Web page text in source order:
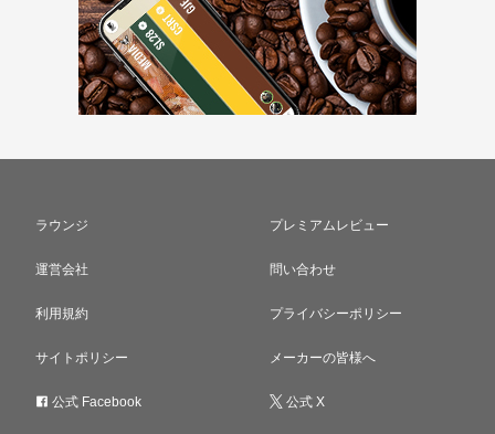
ラウンジ プレミアムレビュー
運営会社 問い合わせ
利用規約 プライバシーポリシー
サイトポリシー メーカーの皆様へ
公式 Facebook 公式 X